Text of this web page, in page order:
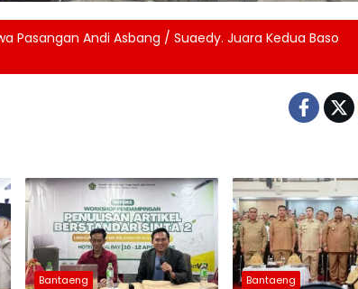
Pasangan Andi Asbang / Suaedy. Juara Kedua Baso
Bantaeng Bantaeng